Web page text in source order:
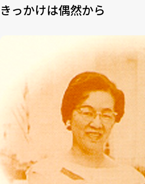
きっかけは偶然から